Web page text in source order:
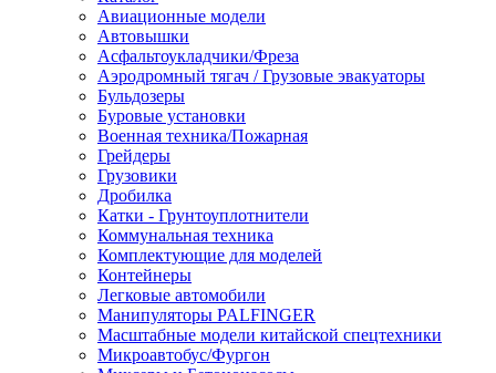
Авиационные модели
Автовышки
Асфальтоукладчики/Фреза
Аэродромный тягач / Грузовые эвакуаторы
Бульдозеры
Буровые установки
Военная техника/Пожарная
Грейдеры
Грузовики
Дробилка
Катки - Грунтоуплотнители
Коммунальная техника
Комплектующие для моделей
Контейнеры
Легковые автомобили
Манипуляторы PALFINGER
Масштабные модели китайской спецтехники
Микроавтобус/Фургон